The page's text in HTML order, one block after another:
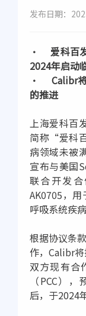
发布日期：
• 爱科百发
2024年启动
• Calibr将
的推进
上海爱科百
简称“爱科
病领域未被
宣布与美国
联合开发
AK0705，
呼吸系统疾病
根据协议条
作，Calibr将
双方现有合
（PCC）
后，于2024